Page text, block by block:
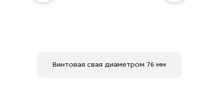
Винтовая свая диаметром 76 мм